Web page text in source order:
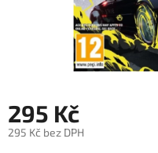
295 Kč
295 Kč bez DPH